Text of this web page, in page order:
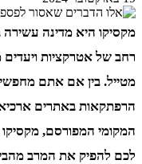
מקסיקו היא מדינה עשירה
רחב של אטרקציות ויעדים
מטייל. בין אם אתם
הרפתקאות באתרים
המקומי המפורסם, מקסיקו
לכם להפיק את המרב